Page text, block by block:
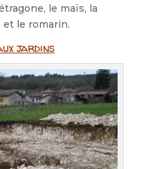
le maïs, la
et le romarin.
jardins